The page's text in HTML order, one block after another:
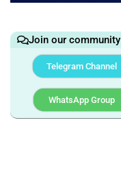
Join our community
Telegram Channel
WhatsApp Group